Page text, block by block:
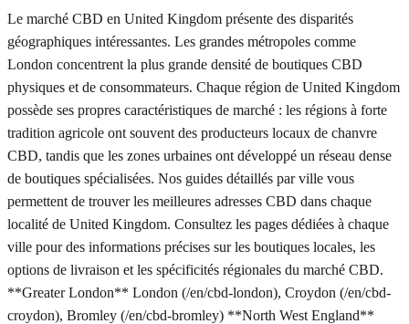
Le marché CBD en United Kingdom présente des disparités
géographiques intéressantes. Les grandes métropoles comme
London concentrent la plus grande densité de boutiques CBD
physiques et de consommateurs. Chaque région de United Kingdom
possède ses propres caractéristiques de marché : les régions à forte
tradition agricole ont souvent des producteurs locaux de chanvre
CBD, tandis que les zones urbaines ont développé un réseau dense
de boutiques spécialisées. Nos guides détaillés par ville vous
permettent de trouver les meilleures adresses CBD dans chaque
localité de United Kingdom. Consultez les pages dédiées à chaque
ville pour des informations précises sur les boutiques locales, les
options de livraison et les spécificités régionales du marché CBD.
**Greater London** London (/en/cbd-london), Croydon (/en/cbd-
croydon), Bromley (/en/cbd-bromley) **North West England**